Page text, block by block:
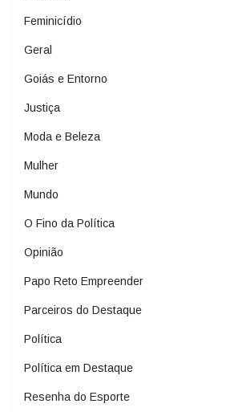
Feminicídio
Geral
Goiás e Entorno
Justiça
Moda e Beleza
Mulher
Mundo
O Fino da Política
Opinião
Papo Reto Empreender
Parceiros do Destaque
Política
Política em Destaque
Resenha do Esporte